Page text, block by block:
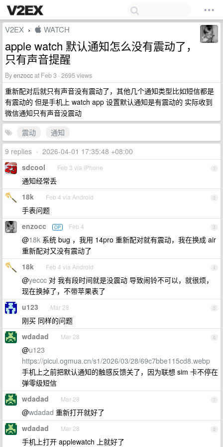
V2EX ›  WATCH
apple watch 默认通知怎么没有震动了，
只有声音提醒
Byenzoccat Feb 3 · 2695 views
重新配对后就只有声音没有震动了，其他几个通知类型比如短信都是
有震动的 但是手机上 watch app 设置默认通知是有震动的 实际收到
微信通知只有声音没震动
震动
通知
9 replies • 2026-04-01 17:35:48 +08:00
1
sdcool Feb 3 via iPhone
通知经常丢
2
18k Feb 4 via Android
手表问题
3
enzocc OP Feb 4
@18k 系统 bug ，我用 14pro 重新配对就有震动，我在换成 air
重新配对又没有震动了
4
18k Feb 4 via Android
@yeccc 对 我有段时间就是没震动 导致闹铃不可以，就很烦，
现在换掉了，不带苹果表了
5
u123 Mar 28
刚买 同样的问题
6
wdadad Mar 28
@u123
https://picui.ogmua.cn/s1/2026/03/28/69c7bbe115cd8.webp
手机上之前把默认通知的触感反馈关了，因为联想 sim 卡不停在
弹零级短信
7
wdadad Mar 28
@wdadad 重新打开就好了
8
wdadad Mar 28
手机上打开 applewatch 上就好了